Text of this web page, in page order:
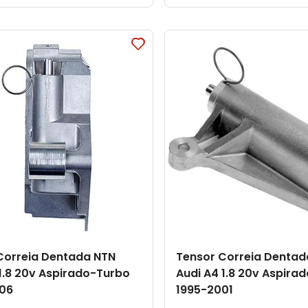
Dentada NTN
20v Aspirado-Turbo
Tensor Correia
Audi A4 1.8 20v
1995-2001